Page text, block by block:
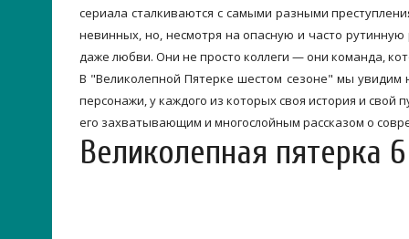
сериала сталкиваются с самыми разными
невинных, но, несмотря на опасную и часто
даже любви. Они не просто коллеги — они команда,
В "Великолепной Пятерке шестом сезоне" мы увидим
персонажи, у каждого из которых своя история и
его захватывающим и многослойным рассказом о
Великолепная пятерка